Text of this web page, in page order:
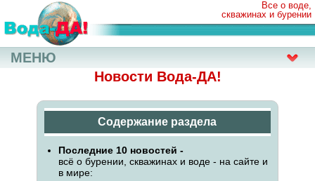
Все о воде,
скважинах и бурении
Новости Вода-ДА!
Содержание раздела
Последние 10 новостей -
всё о бурении, скважинах и воде - на сайте и
в мире:
МЕНЮ